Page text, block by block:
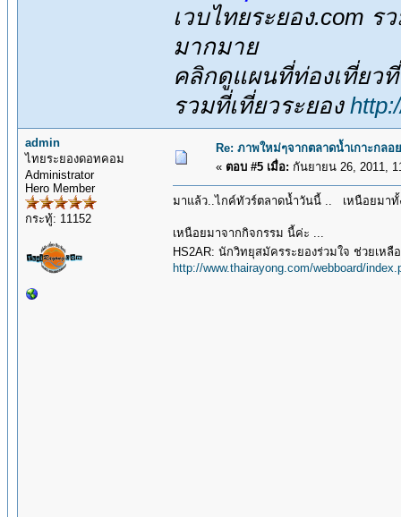
เวบไทยระยอง.com
มากมาย
คลิกดูแผนที่ท่องเที่ยว
รวมที่เที่ยวระยอง
admin
ไทยระยองดอทคอม
Administrator
Hero Member
กระทู้: 11152
Re: ภาพใหม่ๆจากตลาดน้ำเกาะกลอ
« ตอบ #5 เมื่อ: กันยายน 26, 2011,
มาแล้ว..ไกค์ทัวร์ตลาดน้ำวันนี้ .. เหนือยมาทั้
เหนือยมาจากกิจกรรม นี้ค่ะ ...
HS2AR: นักวิทยุสมัครระยองร่วมใจ ช่วยเห
http://www.thairayong.com/webboard/